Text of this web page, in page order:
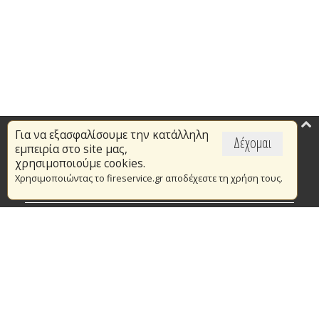
Δέχομαι
Για να εξασφαλίσουμε την κατάλληλη
εμπειρία στο site μας,
χρησιμοποιούμε cookies.
Χρησιμοποιώντας το fireservice.gr αποδέχεστε τη χρήση τους.
Επικαιρότητα
Το Πυροσβεστικό Σώμα